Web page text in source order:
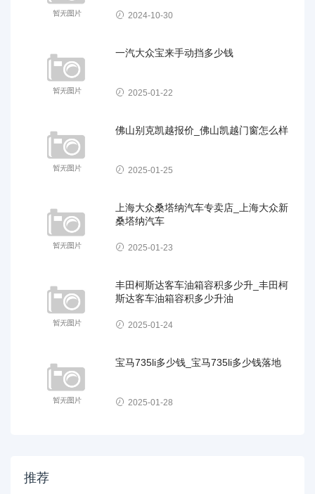
2024-10-30
一汽大众宝来手动挡多少钱
2025-01-22
佛山别克凯越报价_佛山凯越门窗怎么样
2025-01-25
上海大众桑塔纳汽车专卖店_上海大众新
桑塔纳汽车
2025-01-23
丰田柯斯达客车油箱容积多少升_丰田柯
斯达客车油箱容积多少升油
2025-01-24
宝马735li多少钱_宝马735li多少钱落地
2025-01-28
推荐